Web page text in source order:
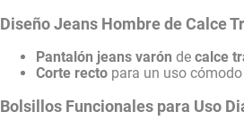
Diseño Jeans Hombre de Calce
Pantalón jeans varón decalce
Corte recto para un uso
Bolsillos Funcionales para Uso